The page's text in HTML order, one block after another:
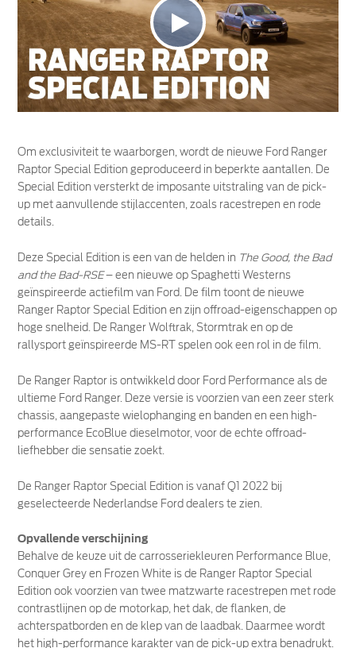
Om exclusiviteit te waarborgen, wordt de nieuwe Ford Ranger
Raptor Special Edition geproduceerd in beperkte aantallen. De
Special Edition versterkt de imposante uitstraling van de pick-
up met aanvullende stijlaccenten, zoals racestrepen en rode
details.
Deze Special Edition is een van de helden in The Good, the Bad
and the Bad-RSE– een nieuwe op Spaghetti Westerns
geïnspireerde actiefilm van Ford. De film toont de nieuwe
Ranger Raptor Special Edition en zijn offroad-eigenschappen op
hoge snelheid. De Ranger Wolftrak, Stormtrak en op de
rallysport geïnspireerde MS-RT spelen ook een rol in de film.
De Ranger Raptor is ontwikkeld door Ford Performance als de
ultieme Ford Ranger. Deze versie is voorzien van een zeer sterk
chassis, aangepaste wielophanging en banden en een high-
performance EcoBlue dieselmotor, voor de echte offroad-
liefhebber die sensatie zoekt.
De Ranger Raptor Special Edition is vanaf Q1 2022 bij
geselecteerde Nederlandse Ford dealers te zien.
Opvallende verschijning
Behalve de keuze uit de carrosseriekleuren Performance Blue,
Conquer Grey en Frozen White is de Ranger Raptor Special
Edition ook voorzien van twee matzwarte racestrepen met rode
contrastlijnen op de motorkap, het dak, de flanken, de
achterspatborden en de klep van de laadbak. Daarmee wordt
het high-performance karakter van de pick-up extra benadrukt.